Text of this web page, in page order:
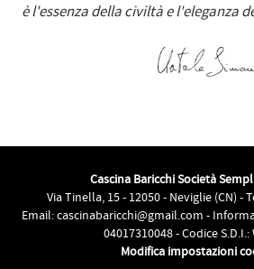
è l'essenza della civiltà e l'eleganza
Cascina Baricchi Società
Via Tinella, 15 - 12050 - Neviglie (CN) -
Email:cascinabaricchi@gmail.com -
04017310048 - Codice S.D.I.:
Modifica impostazioni